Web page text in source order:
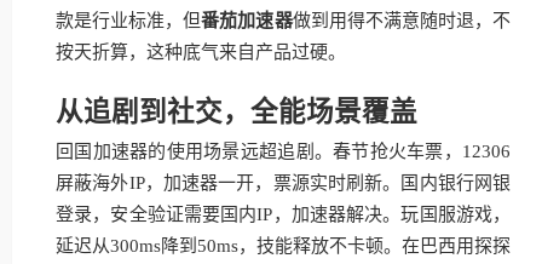
款是行业标准，但番茄加速器做到用得不满意随时退，不
按天折算，这种底气来自产品过硬。
从追剧到社交，全能场景覆盖
回国加速器的使用场景远超追剧。春节抢火车票，12306
屏蔽海外IP，加速器一开，票源实时刷新。国内银行网银
登录，安全验证需要国内IP，加速器解决。玩国服游戏，
延迟从300ms降到50ms，技能释放不卡顿。在巴西用探探